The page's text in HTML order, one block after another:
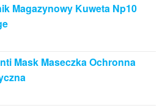
Magazynowy Kuweta Np10
Mask Maseczka Ochronna